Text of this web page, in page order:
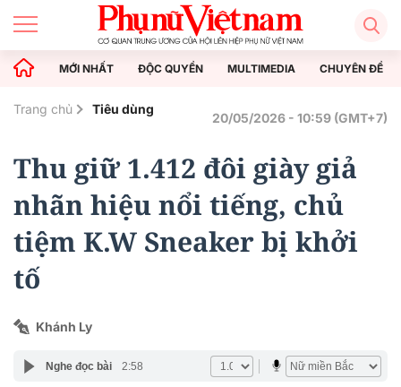
MỚI NHẤT ĐỘC QUYỀN MULTIMEDIA CHUYÊN ĐỀ
Trang chủ Tiêu dùng
20/05/2026 - 10:59 (GMT+7)
Thu giữ 1.412 đôi giày giả
nhãn hiệu nổi tiếng, chủ
tiệm K.W Sneaker bị khởi
tố
Khánh Ly
Nghe đọc bài 2:58